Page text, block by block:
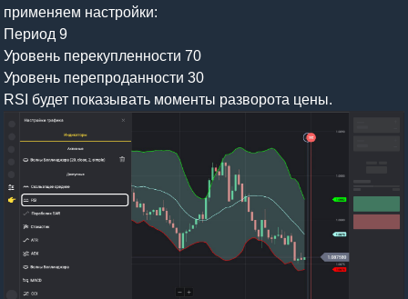
применяем настройки:
Период 9
Уровень перекупленности 70
Уровень перепроданности 30
RSI будет показывать моменты разворота цены.